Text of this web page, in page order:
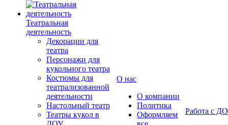
Театральная
деятельность
Декорации для
театра
Персонажи для
кукольного театра
Костюмы для
театрализованной
деятельности
Настольный театр
Театры кукол в
О нас
О компании
Политика
Оформляем
Работа с